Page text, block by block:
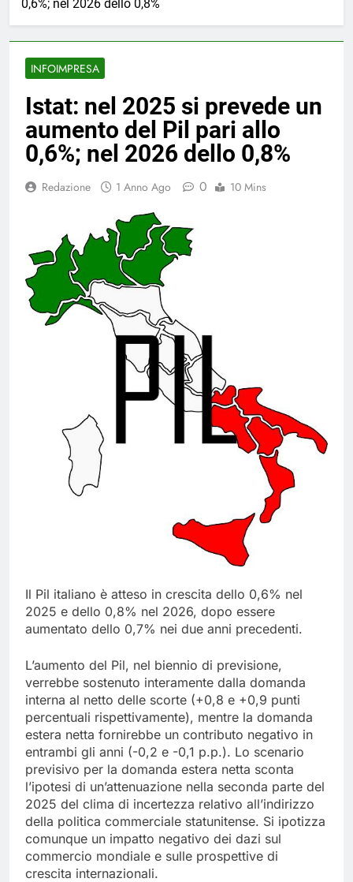
0,6%; nel 2026 dello 0,8%
INFOIMPRESA
Istat: nel 2025 si prevede un
aumento del Pil pari allo
0,6%; nel 2026 dello 0,8%
Redazione 1 Anno Ago 0 10 Mins
Il Pil italiano è atteso in crescita dello 0,6% nel
2025 e dello 0,8% nel 2026, dopo essere
aumentato dello 0,7% nei due anni precedenti.
L’aumento del Pil, nel biennio di previsione,
verrebbe sostenuto interamente dalla domanda
interna al netto delle scorte (+0,8 e +0,9 punti
percentuali rispettivamente), mentre la domanda
estera netta fornirebbe un contributo negativo in
entrambi gli anni (-0,2 e -0,1 p.p.). Lo scenario
previsivo per la domanda estera netta sconta
l’ipotesi di un’attenuazione nella seconda parte del
2025 del clima di incertezza relativo all’indirizzo
della politica commerciale statunitense. Si ipotizza
comunque un impatto negativo dei dazi sul
commercio mondiale e sulle prospettive di
crescita internazionali.